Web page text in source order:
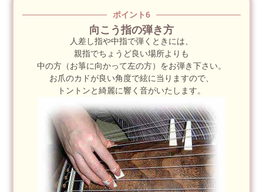
ポイント6
向こう指の弾き方
人差し指や中指で弾くときには、
親指でちょうど良い場所よりも
中の方（お箏に向かって左の方）をお弾き下さい。
お爪のカドが良い角度で絃に当りますので、
トントンと綺麗に響く音がいたします。